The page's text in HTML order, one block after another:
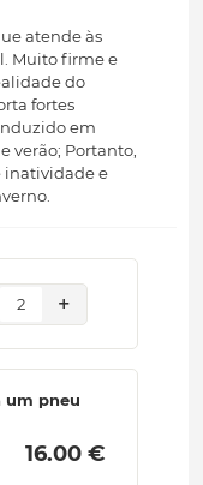
atende às
Muito firme e
do
fortes
em
verão; Portanto,
inatividade e
2 +
um pneu
16.00 €